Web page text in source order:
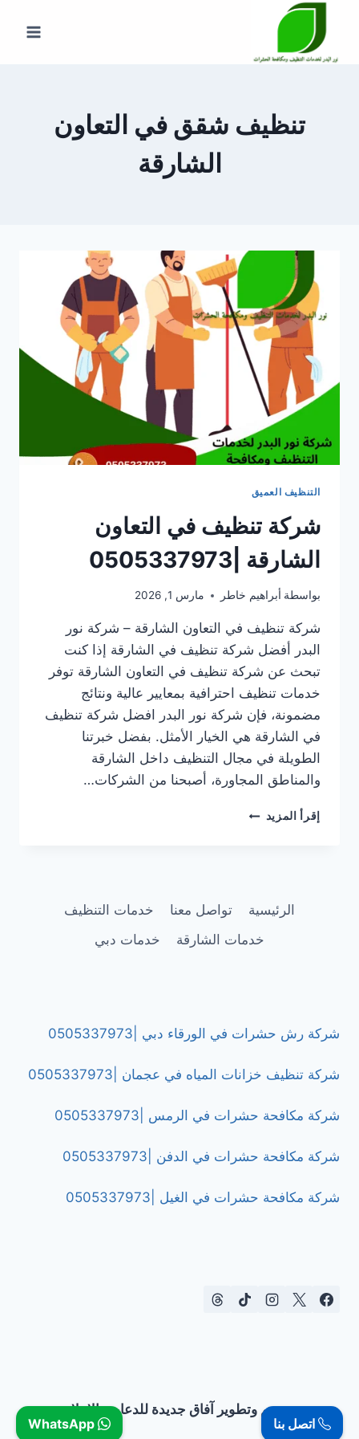
المحتوى
تنظيف شقق في التعاون
الشارقة
التنظيف العميق
شركة تنظيف في التعاون
الشارقة |0505337973
بواسطة أبراهيم خاطر مارس 1, 2026
شركة تنظيف في التعاون الشارقة – شركة نور
البدر أفضل شركة تنظيف في الشارقة إذا كنت
تبحث عن شركة تنظيف في التعاون الشارقة توفر
خدمات تنظيف احترافية بمعايير عالية ونتائج
مضمونة، فإن شركة نور البدر افضل شركة تنظيف
في الشارقة هي الخيار الأمثل. بفضل خبرتنا
الطويلة في مجال التنظيف داخل الشارقة
والمناطق المجاورة، أصبحنا من الشركات…
إقرأ المزيد شركة
الرئيسية تواصل معنا
خدمات التنظيف
خدمات الشارقة
خدمات دبي
شركة رش حشرات في الورقاء دبي |0505337973
شركة تنظيف خزانات المياه في عجمان |0505337973
شركة مكافحة حشرات في الرمس |0505337973
شركة مكافحة حشرات في الدفن |0505337973
شركة مكافحة حشرات في الغيل |0505337973
تصميم وتطوير آفاق جديدة للدعاية والإعلان
اتصل بنا